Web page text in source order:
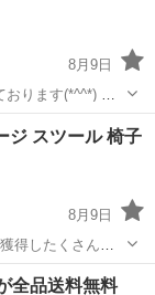
8月9日
ります(*^^*) 今
たします(＞人＜;)
ジ スツール 椅子
8月9日
御理解頂ける方よ
全品送料無料